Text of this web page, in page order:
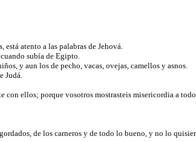
atento a las palabras de Jehová.
subía de Egipto.
y aun los de pecho, vacas, ovejas, camellos y asnos.
Judá.
ellos; porque vosotros mostrasteis misericordia a
de los carneros y de todo lo bueno, y no lo